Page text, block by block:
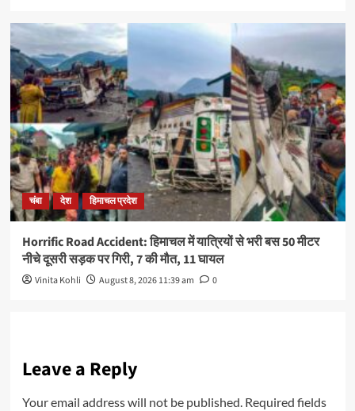
चंबा देश हिमाचल प्रदेश
Horrific Road Accident: हिमाचल में यात्रियों से भरी बस 50 मीटर
नीचे दूसरी सड़क पर गिरी, 7 की मौत, 11 घायल
Vinita Kohli August 8, 2026 11:39 am 0
Leave a Reply
Your email address will not be published. Required fields